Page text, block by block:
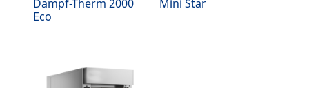
Dampf-Therm 2000
Eco
Mini Star